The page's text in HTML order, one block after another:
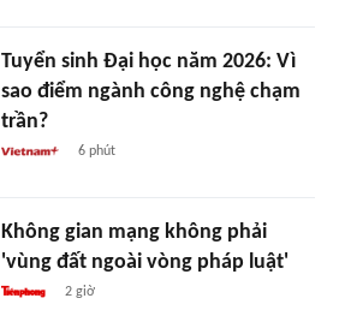
Tuyển sinh Đại học năm 2026: Vì
sao điểm ngành công nghệ chạm
trần?
6 phút
Không gian mạng không phải
'vùng đất ngoài vòng pháp luật'
2 giờ